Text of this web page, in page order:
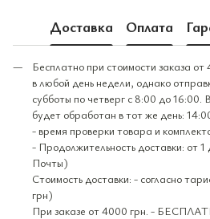
Доставка Оплата
Бесплатно при стоимости заказа
в любой день недели, однако
субботы по четверг с 8:00 до 16:00.
будет обработан в тот же день:
- время проверки товара и
- Продолжительность доставки: от
Почты)
Стоимость доставки: - согласно
грн)
При заказе от 4000 грн. -